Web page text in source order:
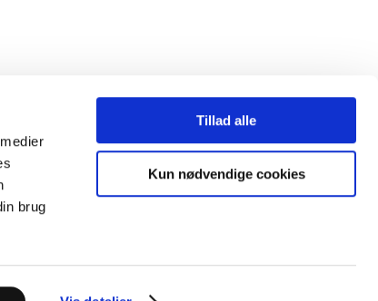
brug
Tillad alle
Kun nødvendige cookies